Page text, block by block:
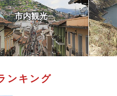
市内観光
ンキング